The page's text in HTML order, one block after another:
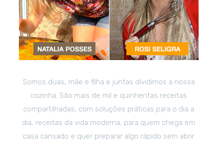
Somos duas, mãe e filha e juntas dividimos a nossa
cozinha. São mais de mil e quinhentas receitas
compartilhadas, com soluções práticas para o dia a
dia, receitas da vida moderna, para quem chega em
casa cansado e quer preparar algo rápido sem abrir